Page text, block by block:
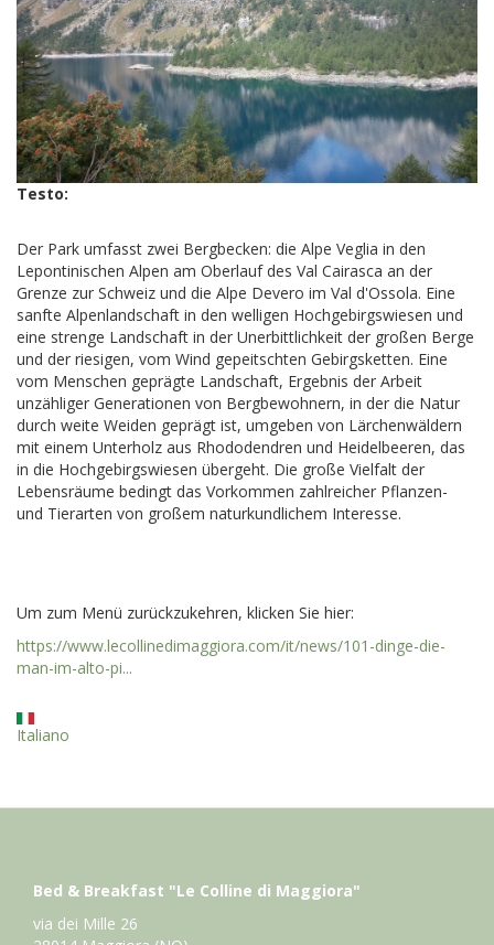
Testo:
Der Park umfasst zwei Bergbecken: die Alpe Veglia in den
Lepontinischen Alpen am Oberlauf des Val Cairasca an der
Grenze zur Schweiz und die Alpe Devero im Val d'Ossola. Eine
sanfte Alpenlandschaft in den welligen Hochgebirgswiesen und
eine strenge Landschaft in der Unerbittlichkeit der großen Berge
und der riesigen, vom Wind gepeitschten Gebirgsketten. Eine
vom Menschen geprägte Landschaft, Ergebnis der Arbeit
unzähliger Generationen von Bergbewohnern, in der die Natur
durch weite Weiden geprägt ist, umgeben von Lärchenwäldern
mit einem Unterholz aus Rhododendren und Heidelbeeren, das
in die Hochgebirgswiesen übergeht. Die große Vielfalt der
Lebensräume bedingt das Vorkommen zahlreicher Pflanzen-
und Tierarten von großem naturkundlichem Interesse.
Um zum Menü zurückzukehren, klicken Sie hier:
https://www.lecollinedimaggiora.com/it/news/101-dinge-die-
man-im-alto-pi...
Italiano
Bed & Breakfast "Le Colline di Maggiora"
via dei Mille 26